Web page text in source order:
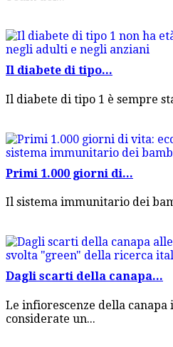
Il diabete di tipo...
Il diabete di tipo 1 è sempre
Primi 1.000 giorni di...
Il sistema immunitario dei
Dagli scarti della canapa...
Le infiorescenze della
considerate un...